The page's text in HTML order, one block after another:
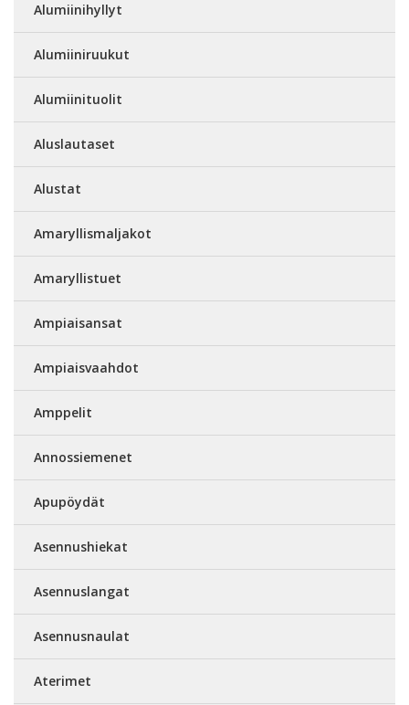
Alumiinihyllyt
Alumiiniruukut
Alumiinituolit
Aluslautaset
Alustat
Amaryllismaljakot
Amaryllistuet
Ampiaisansat
Ampiaisvaahdot
Amppelit
Annossiemenet
Apupöydät
Asennushiekat
Asennuslangat
Asennusnaulat
Aterimet